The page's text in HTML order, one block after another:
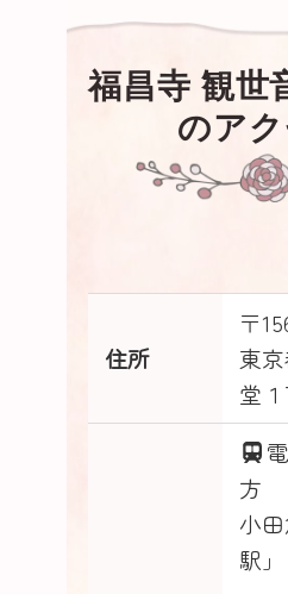
福昌寺 観世
のア
住所
〒
東
堂
方
小
駅